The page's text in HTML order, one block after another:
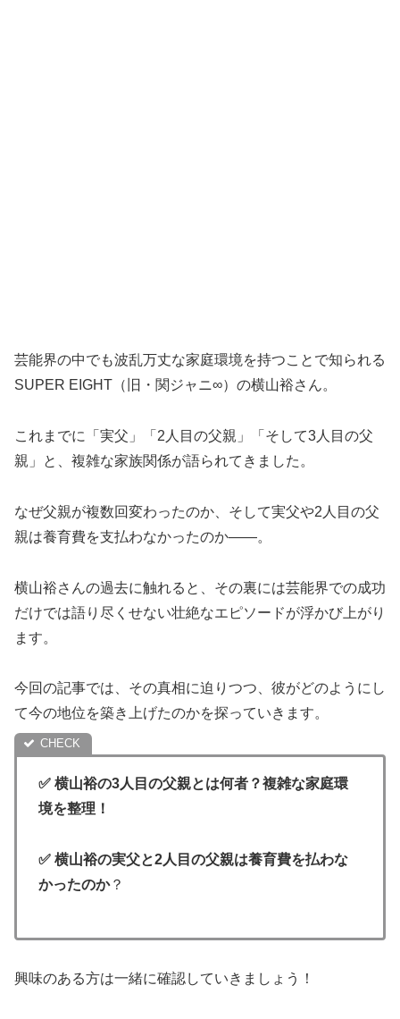
芸能界の中でも波乱万丈な家庭環境を持つことで知られる
SUPER EIGHT（旧・関ジャニ∞）の横山裕さん。
これまでに「実父」「2人目の父親」「そして3人目の父
親」と、複雑な家族関係が語られてきました。
なぜ父親が複数回変わったのか、そして実父や2人目の父
親は養育費を支払わなかったのか――。
横山裕さんの過去に触れると、その裏には芸能界での成功
だけでは語り尽くせない壮絶なエピソードが浮かび上がり
ます。
今回の記事では、その真相に迫りつつ、彼がどのようにし
て今の地位を築き上げたのかを探っていきます。
✅ 横山裕の3人目の父親とは何者？複雑な家庭環
境を整理！
✅ 横山裕の実父と2人目の父親は養育費を払わな
かったのか？
興味のある方は一緒に確認していきましょう！